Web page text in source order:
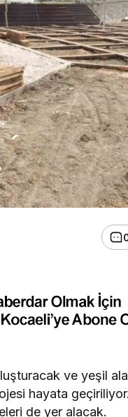
ve yeşil
hayata
de yer alacak.